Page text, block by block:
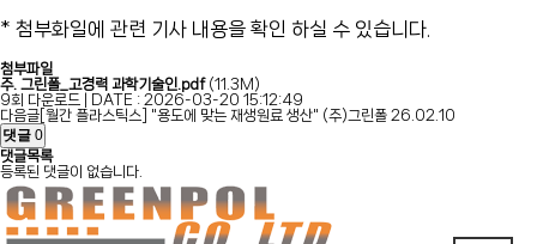
* 첨부화일에 관련 기사 내용을 확인 하실 수 있습니다.
첨부파일
주. 그린폴_고경력 과학기술인.pdf(11.3M)
9회 다운로드 | DATE : 2026-03-20 15:12:49
다음글 [월간 플라스틱스] "용도에 맞는 재생원료 생산" (주)그린폴 26.02.10
댓글 0
댓글목록
등록된 댓글이 없습니다.